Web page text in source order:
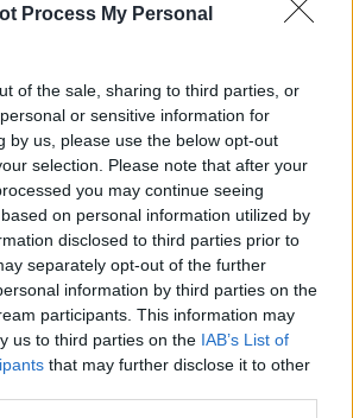
Process My Personal
of the sale, sharing to third parties, or
or sensitive information for
by us, please use the below opt-out
selection. Please note that after your
you may continue seeing
on personal information utilized by
disclosed to third parties prior to
separately opt-out of the further
information by third parties on the
participants. This information may
us to third parties on the IAB’s List of
that may further disclose it to other